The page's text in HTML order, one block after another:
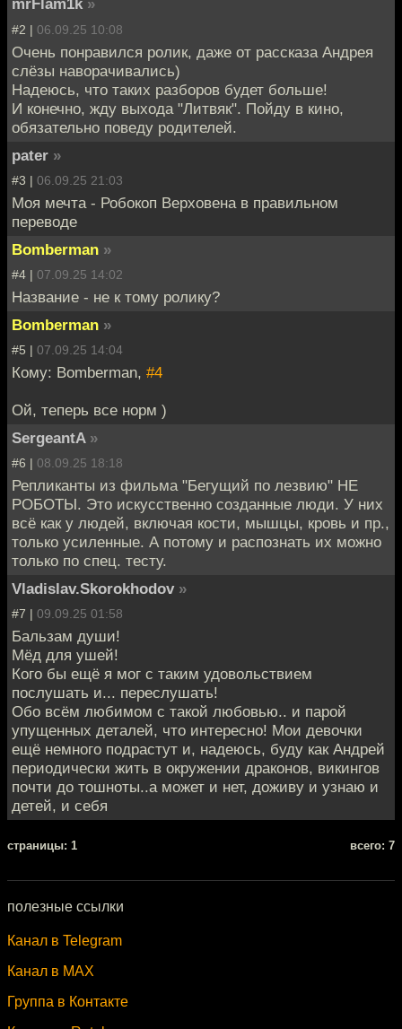
mrFlam1k »
#2 | 06.09.25 10:08
Очень понравился ролик, даже от рассказа Андрея
слёзы наворачивались)
Надеюсь, что таких разборов будет больше!
И конечно, жду выхода "Литвяк". Пойду в кино,
обязательно поведу родителей.
pater »
#3 | 06.09.25 21:03
Моя мечта - Робокоп Верховена в правильном
переводе
Bomberman »
#4 | 07.09.25 14:02
Название - не к тому ролику?
Bomberman »
#5 | 07.09.25 14:04
Кому: Bomberman, #4
Ой, теперь все норм )
SergeantA »
#6 | 08.09.25 18:18
Репликанты из фильма "Бегущий по лезвию" НЕ
РОБОТЫ. Это искусственно созданные люди. У них
всё как у людей, включая кости, мышцы, кровь и пр.,
только усиленные. А потому и распознать их можно
только по спец. тесту.
Vladislav.Skorokhodov »
#7 | 09.09.25 01:58
Бальзам души!
Мёд для ушей!
Кого бы ещё я мог с таким удовольствием
послушать и... переслушать!
Обо всём любимом с такой любовью.. и парой
упущенных деталей, что интересно! Мои девочки
ещё немного подрастут и, надеюсь, буду как Андрей
периодически жить в окружении драконов, викингов
почти до тошноты..а может и нет, доживу и узнаю и
детей, и себя
cтраницы: 1 всего: 7
полезные ссылки
Канал в Telegram
Канал в MAX
Группа в Контакте